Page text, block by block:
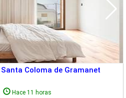
Coloma de Gramanet
Hace 11 horas